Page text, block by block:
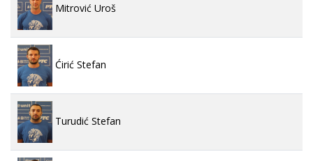
Mitrović Uroš
Ćirić Stefan
Turudić Stefan